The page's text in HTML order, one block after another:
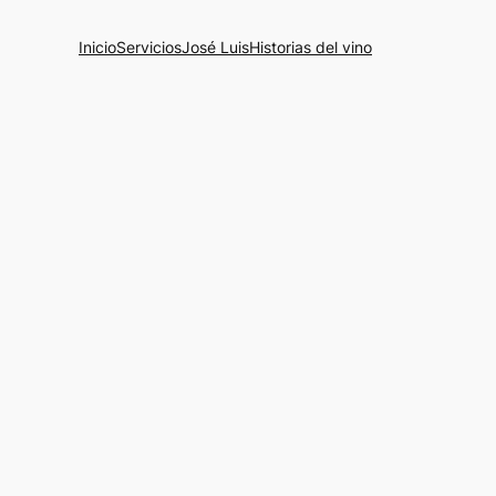
InicioServiciosJosé LuisHistorias del vino